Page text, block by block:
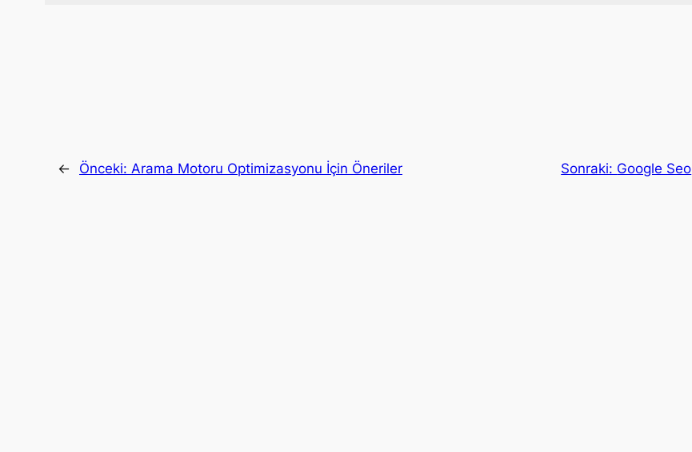
← Önceki: Arama Motoru Optimizasyonu İçin Öneriler Sonraki: Google Seo